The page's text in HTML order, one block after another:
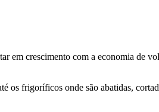
crescimento com a economia de
frigoríficos onde são abatidas,